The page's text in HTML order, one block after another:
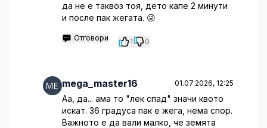
да не е таквоз тоя, дето капе 2 минути
и после пак жегата. 😜
Отговори 1 0
mega_master16 01.07.2026, 12:25
Аа, да... ама то "лек спад" значи квото
искат. 36 градуса пак е жега, нема спор.
Важното е да вали малко, че земята